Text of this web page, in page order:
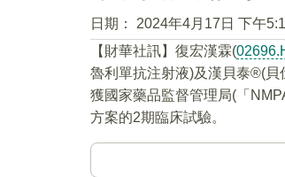
日期：
2024年4月17日 下午
【財華社訊】復宏漢霖(
魯利單抗注射液)及漢貝泰®(
獲國家藥品監督管理局(「
方案的2期臨床試驗。